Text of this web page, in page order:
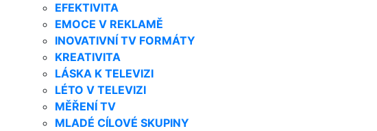
EFEKTIVITA
EMOCE V REKLAMĚ
INOVATIVNÍ TV FORMÁTY
KREATIVITA
LÁSKA K TELEVIZI
LÉTO V TELEVIZI
MĚŘENÍ TV
MLADÉ CÍLOVÉ SKUPINY